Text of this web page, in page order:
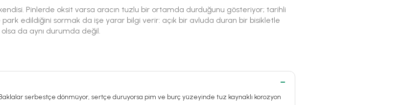
Pinlerde oksit varsa aracın tuzlu bir ortamda durduğunu gösteriyor; tarihli
edildiğini sormak da işe yarar bilgi verir: açık bir avluda duran bir bisikletle
da aynı durumda değil.
serbestçe dönmüyor, sertçe duruyorsa pim ve burç yüzeyinde tuz kaynaklı korozyon